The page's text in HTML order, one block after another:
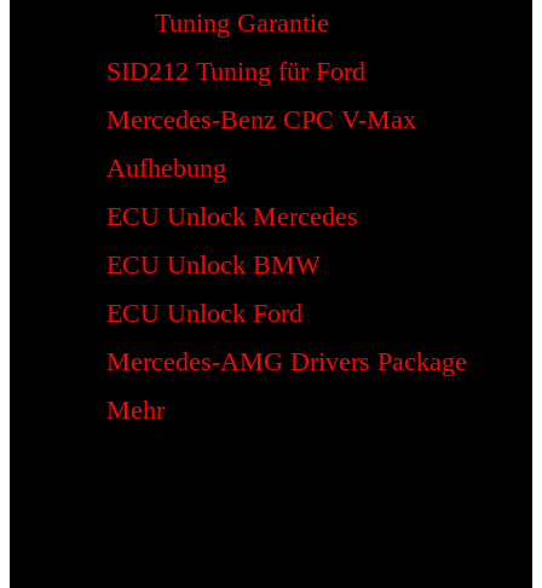
Tuning Garantie
SID212 Tuning für Ford
Mercedes-Benz CPC V-Max
Aufhebung
ECU Unlock Mercedes
ECU Unlock BMW
ECU Unlock Ford
Mercedes-AMG Drivers Package
Mehr